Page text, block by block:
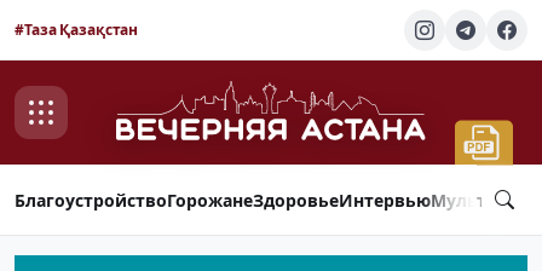
#Таза Қазақстан
БлагоустройствоГорожанеЗдоровьеИнтервью